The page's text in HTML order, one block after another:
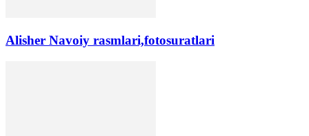
Alisher Navoiy rasmlari,fotosuratlari